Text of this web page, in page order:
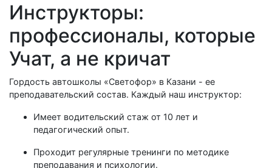
Инструкторы:
профессионалы, которые
Учат, а не кричат
Гордость автошколы «Светофор» в Казани - ее
преподавательский состав. Каждый наш инструктор:
Имеет водительский стаж от 10 лет и
педагогический опыт.
Проходит регулярные тренинги по методике
преподавания и психологии.